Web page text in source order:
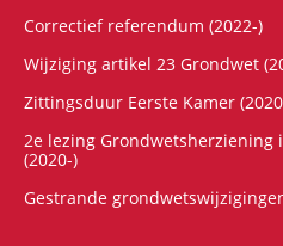
Correctief referendum (2022-)
Wijziging artikel 23 Grondwet
Zittingsduur Eerste Kamer
2e lezing Grondwetsherziening
(2020-)
Gestrande